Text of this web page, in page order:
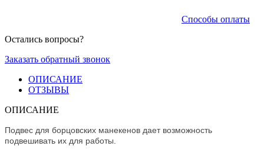
Способы оплаты
Остались вопросы?
Заказать обратный звонок
ОПИСАНИЕ
ОТЗЫВЫ
ОПИСАНИЕ
Подвес для борцовских манекенов дает возможность
подвешивать их для работы.